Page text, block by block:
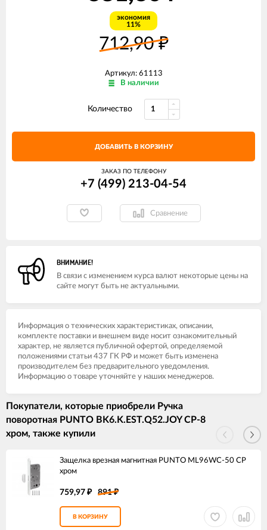
экономия
11%
712,90₽
Артикул: 61113
В наличии
Количество
ДОБАВИТЬ В КОРЗИНУ
ЗАКАЗ ПО ТЕЛЕФОНУ
+7 (499) 213-04-54​
Сравнение
ВНИМАНИЕ!
В связи с изменением курса валют некоторые цены на
сайте могут быть не актуальными.
Информация о технических характеристиках, описании,
комплекте поставки и внешнем виде носит ознакомительный
характер, не является публичной офертой, определяемой
положениями статьи 437 ГК РФ и может быть изменена
производителем без предварительного уведомления.
Информацию о товаре уточняйте у наших менеджеров.
Покупатели, которые приобрели Ручка
поворотная PUNTO BK6.K.EST.Q52.JOY CP-8
хром, также купили
Защелка врезная магнитная PUNTO ML96WC-50 CP
хром
759,97 ₽ 891₽
В КОРЗИНУ